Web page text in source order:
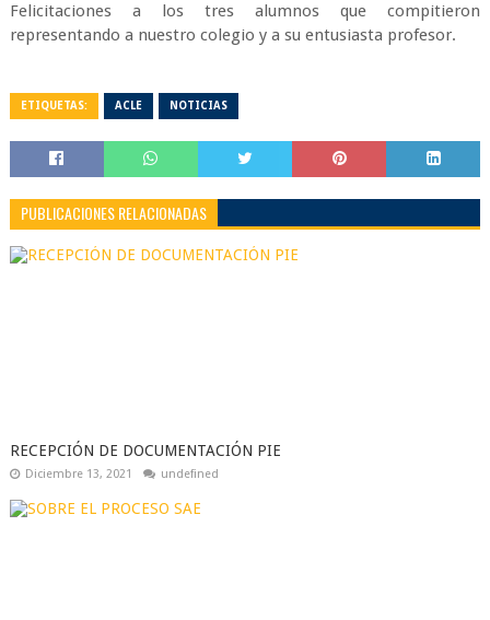
Felicitaciones a los tres alumnos que compitieron
representando a nuestro colegio y a su entusiasta profesor.
ETIQUETAS: ACLE NOTICIAS
PUBLICACIONES RELACIONADAS
RECEPCIÓN DE DOCUMENTACIÓN PIE
Diciembre 13, 2021 undefined